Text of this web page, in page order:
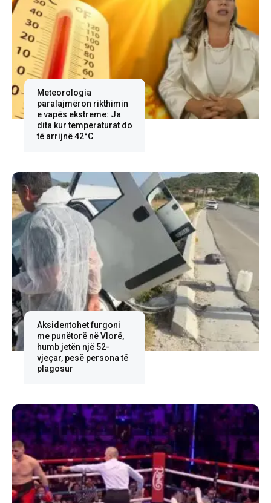
Meteorologia
paralajmëron rikthimin
e vapës ekstreme: Ja
dita kur temperaturat do
të arrijnë 42°C
Aksidentohet furgoni
me punëtorë në Vlorë,
humb jetën një 52-
vjeçar, pesë persona të
plagosur